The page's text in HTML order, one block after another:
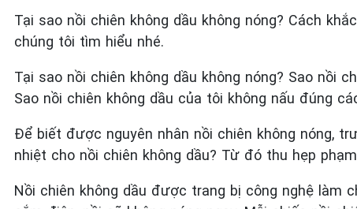
Tại sao nồi chiên không dầu không nóng? Cách
chúng tôi tìm hiểu nhé.
Tại sao nồi chiên không dầu không nóng? Sao nồi
Sao nồi chiên không dầu của tôi không nấu đúng
Để biết được nguyên nhân nồi chiên không nóng,
nhiệt cho nồi chiên không dầu? Từ đó thu hẹp
Nồi chiên không dầu được trang bị công nghệ làm